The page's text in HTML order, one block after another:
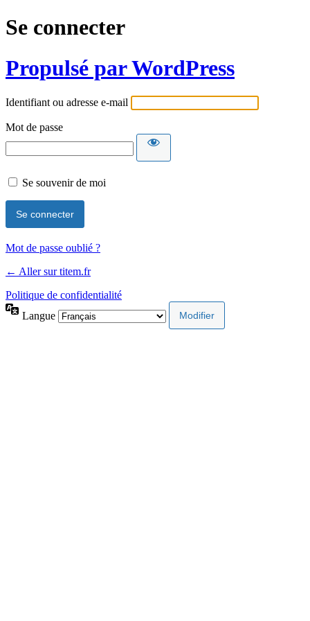
Se connecter
Propulsé par WordPress
Identifiant ou adresse e-mail
Mot de passe
Se souvenir de moi
Mot de passe oublié ?
← Aller sur titem.fr
Politique de confidentialité
Langue